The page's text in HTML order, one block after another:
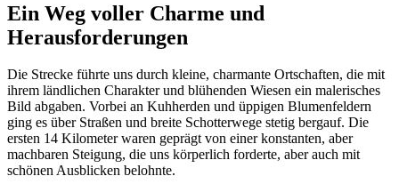
Ein Weg voller Charme und
Herausforderungen
Die Strecke führte uns durch kleine, charmante Ortschaften, die mit
ihrem ländlichen Charakter und blühenden Wiesen ein malerisches
Bild abgaben. Vorbei an Kuhherden und üppigen Blumenfeldern
ging es über Straßen und breite Schotterwege stetig bergauf. Die
ersten 14 Kilometer waren geprägt von einer konstanten, aber
machbaren Steigung, die uns körperlich forderte, aber auch mit
schönen Ausblicken belohnte.